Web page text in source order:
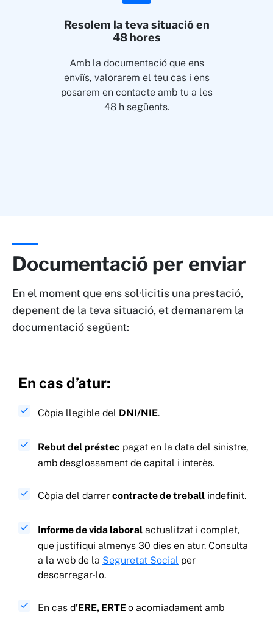
Resolem la teva situació en
48 hores
Amb la documentació que ens
enviïs, valorarem el teu cas i ens
posarem en contacte amb tu a les
48 h següents.
Documentació per enviar
En el moment que ens sol·licitis una prestació,
depenent de la teva situació, et demanarem la
documentació següent:
En cas d’atur:
Còpia llegible del DNI/NIE.
Rebut del préstec pagat en la data del sinistre,
amb desglossament de capital i interès.
Còpia del darrer contracte de treball indefinit.
Informe de vida laboral actualitzat i complet,
que justifiqui almenys 30 dies en atur. Consulta
a la web de la Seguretat Social per
descarregar-lo.
En cas d'ERE, ERTEo acomiadament amb